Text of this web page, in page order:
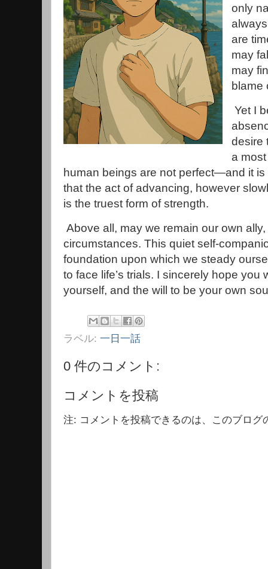
only
are
may
may
blame
Yet I
desire
a
human beings are not perfect—and it
that the act of advancing, however
is the truest form of strength.
Above all, may we remain our own
circumstances. This quiet self-
foundation upon which we steady
to face life’s trials. I sincerely hope you
yourself, and the will to be your own
ラベル: 一日一話
0 件のコメント:
コメントを投稿
注: コメントを投稿できるのは、このブログ